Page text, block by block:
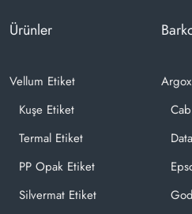
Ürünler
Vellum Etiket
Kuşe Etiket
Termal Etiket
PP Opak Etiket
Silvermat Etiket